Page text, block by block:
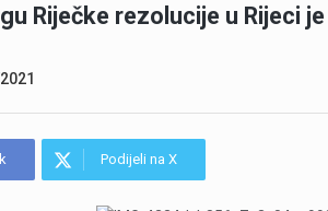
Riječke rezolucije u Rijeci
Podijeli na X